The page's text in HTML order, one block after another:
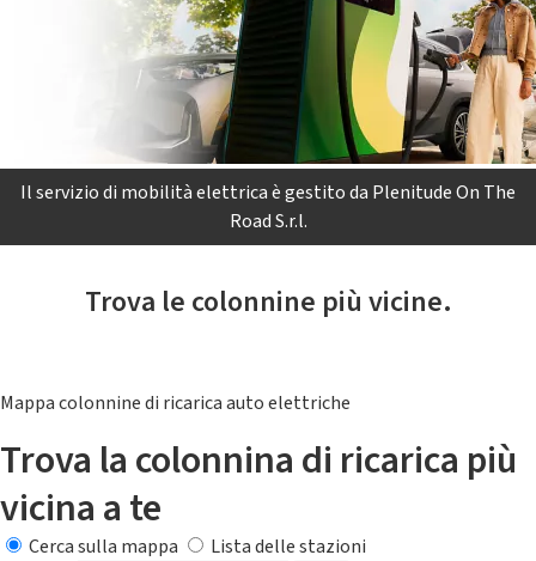
Il servizio di mobilità elettrica è gestito da Plenitude On The
Road S.r.l.
Trova le colonnine più vicine.
Mappa colonnine di ricarica auto elettriche
Trova la colonnina di ricarica più
vicina a te
Cerca sulla mappa
Lista delle stazioni